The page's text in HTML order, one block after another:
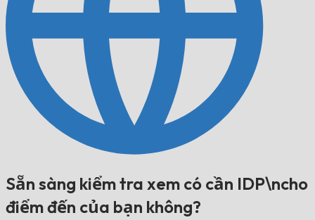
Sẵn sàng kiểm tra xem có cần IDP\ncho
điểm đến của bạn không?